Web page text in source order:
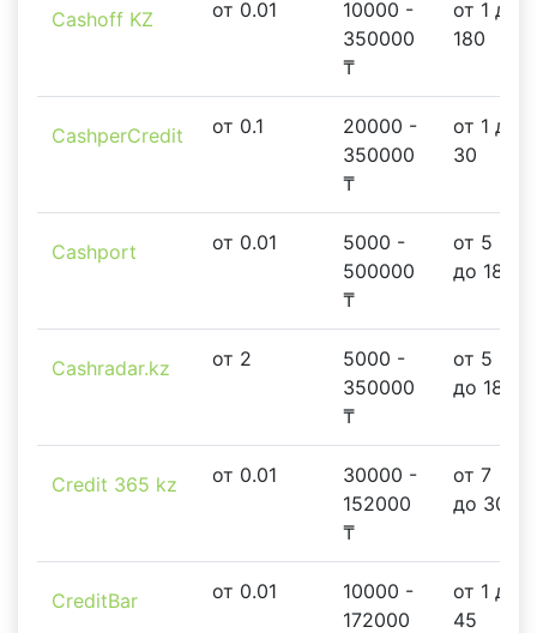
Cashoff KZ от 0.01
10000 -
350000
₸
от 1 до
180
CashperCredit от 0.1
20000 -
350000
₸
от 1 до
30
Cashport от 0.01
5000 -
500000
₸
от 5
до 180
Cashradar.kz от 2
5000 -
350000
₸
от 5
до 180
Credit 365 kz от 0.01
30000 -
152000
₸
от 7
до 30
CreditBar от 0.01
10000 -
172000
от 1 до
45